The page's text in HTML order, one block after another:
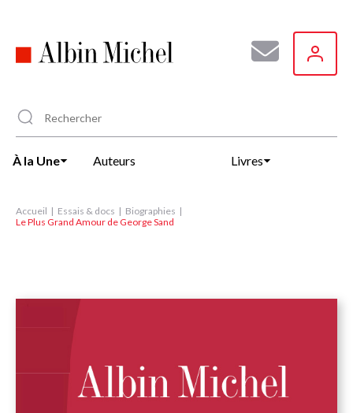
principal
À la Une Auteurs Livres
Accueil Essais & docs
Biographies
Le Plus Grand Amour de George Sand